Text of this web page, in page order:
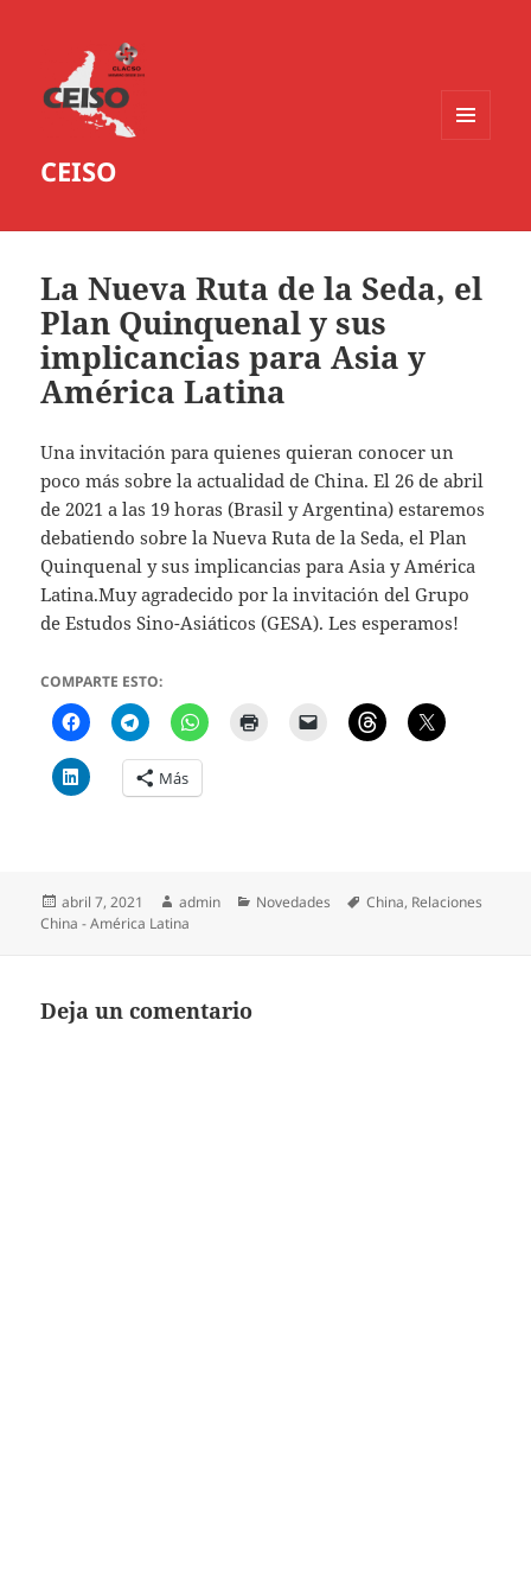
CEISO
La Nueva Ruta de la Seda, el
Plan Quinquenal y sus
implicancias para Asia y
América Latina
Una invitación para quienes quieran conocer un
poco más sobre la actualidad de China. El 26 de abril
de 2021 a las 19 horas (Brasil y Argentina) estaremos
debatiendo sobre la Nueva Ruta de la Seda, el Plan
Quinquenal y sus implicancias para Asia y América
Latina.Muy agradecido por la invitación del Grupo
de Estudos Sino-Asiáticos (GESA). Les esperamos!
COMPARTE ESTO:
Más
Publicado
el
abril 7, 2021 Autor
admin Categorías
Novedades Etiquetas
China, Relaciones
China - América Latina
Deja un comentario